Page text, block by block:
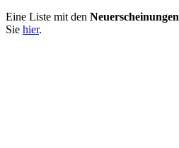
Eine Liste mit den Neuerscheinungen
Sie hier.